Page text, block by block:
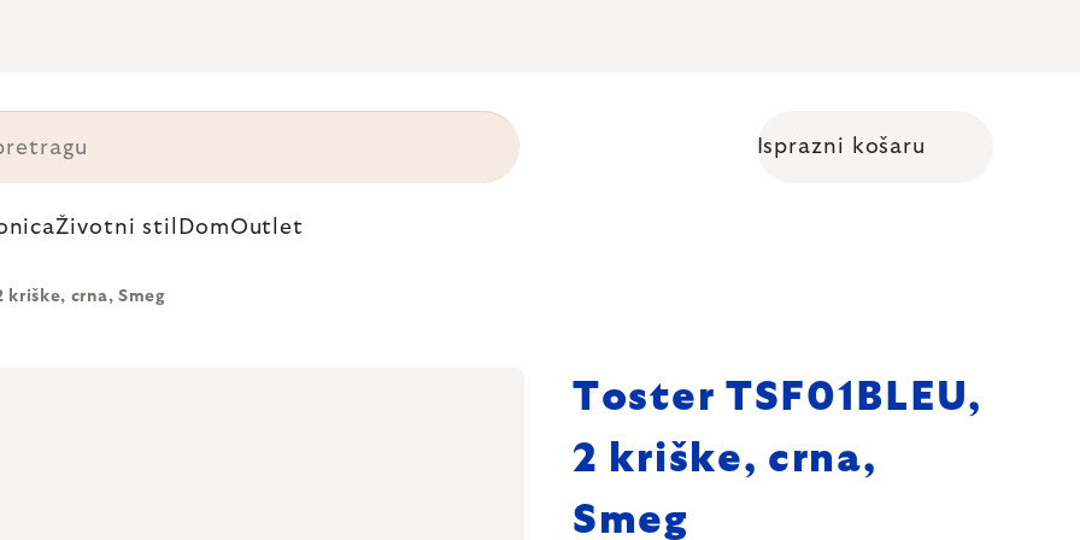
Isprazni košaru
Životni stil DomOutlet
kriške, crna, Smeg
Toster TSF01BLEU,
2 kriške, crna,
Smeg